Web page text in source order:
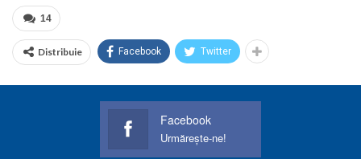
14
Distribuie Facebook Twitter
Facebook
Urmărește-ne!